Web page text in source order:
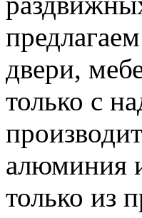
двери,
только с
алюминия
только из